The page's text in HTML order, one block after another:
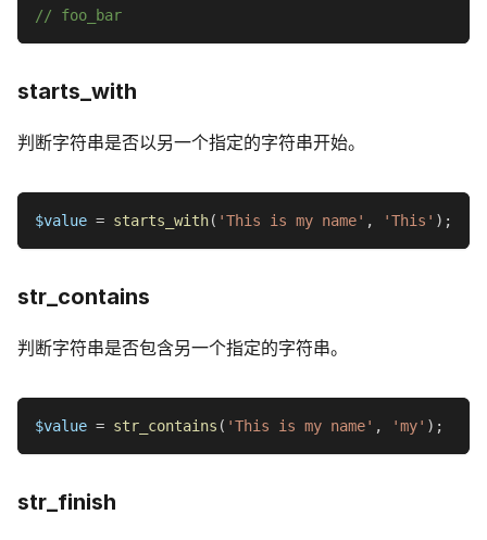
// foo_bar
starts_with
判断字符串是否以另一个指定的字符串开始。
$value = starts_with( 'This is my name' , 'This' ) ;
str_contains
判断字符串是否包含另一个指定的字符串。
$value = str_contains ( 'This is my name' , 'my' ) ;
str_finish